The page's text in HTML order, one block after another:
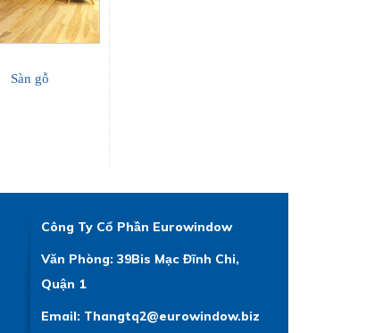
Sàn gỗ
Công Ty Cổ Phần Eurowindow
Văn Phòng: 39Bis Mạc Đĩnh Chi,
Quận 1
Email: Thangtq2@eurowindow.biz